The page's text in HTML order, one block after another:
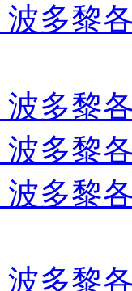
波多黎
波多黎
波多黎
波多黎
波多黎